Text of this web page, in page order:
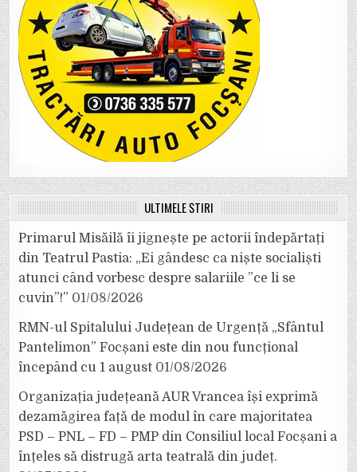
ULTIMELE ȘTIRI
Primarul Misăilă îi jignește pe actorii îndepărtați
din Teatrul Pastia: „Ei gândesc ca niște socialiști
atunci când vorbesc despre salariile ”ce li se
cuvin”!” 01/08/2026
RMN-ul Spitalului Județean de Urgență „Sfântul
Pantelimon” Focșani este din nou funcțional
începând cu 1 august 01/08/2026
Organizația județeană AUR Vrancea își exprimă
dezamăgirea față de modul în care majoritatea
PSD – PNL – FD – PMP din Consiliul local Focșani a
înțeles să distrugă arta teatrală din județ.